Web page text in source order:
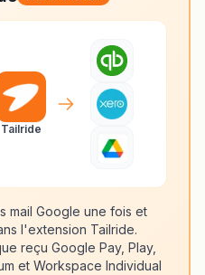
Tailride
mail Google une fois et
l'extension Tailride.
reçu Google Pay, Play,
et Workspace Individual